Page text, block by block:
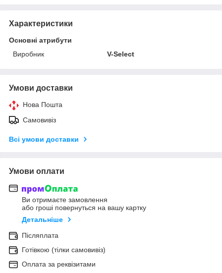
Характеристики
Основні атрибути
Виробник
V-Select
Умови доставки
Нова Пошта
Самовивіз
Всі умови доставки
Умови оплати
Ви отримаєте замовлення
або гроші повернуться на вашу картку
Детальніше
Післяплата
Готівкою (тілки самовивіз)
Оплата за реквізитами